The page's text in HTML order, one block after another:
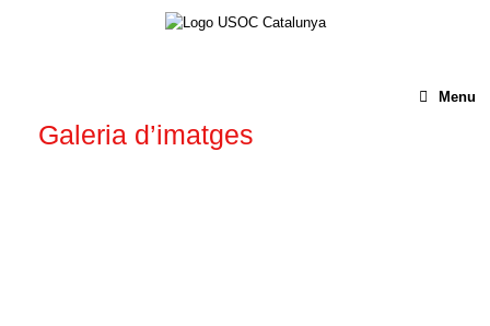
Menu
Galeria d’imatges